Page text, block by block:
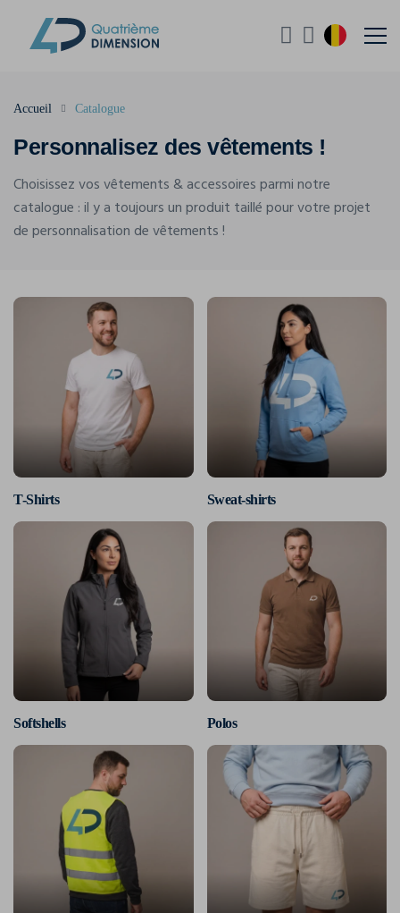
Personnalisez des vêtements !
Accueil Catalogue
Choisissez vos vêtements & accessoires parmi notre
catalogue : il y a toujours un produit taillé pour votre projet
de personnalisation de vêtements !
T-Shirts Sweat-shirts
Softshells Polos